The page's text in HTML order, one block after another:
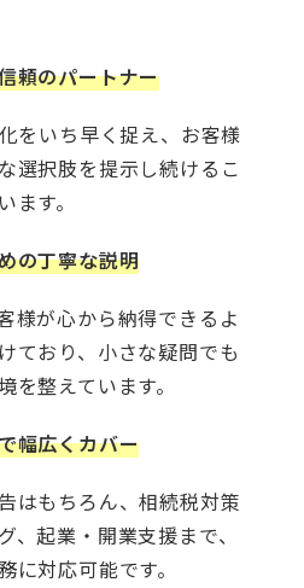
頼のパートナー
をいち早く捉え、お客様
選択肢を提示し続けるこ
ます。
の丁寧な説明
様が心から納得できるよ
ており、小さな疑問でも
を整えています。
幅広くカバー
はもちろん、相続税対策
、起業・開業支援まで、
に対応可能です。